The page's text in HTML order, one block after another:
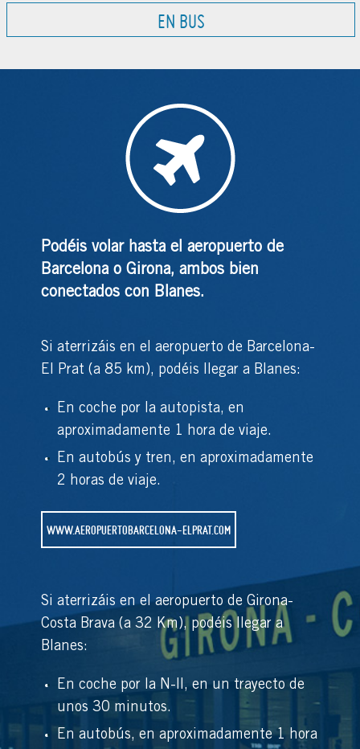
EN BUS
Podéis volar hasta el aeropuerto de
Barcelona o Girona, ambos bien
conectados con Blanes.
Si aterrizáis en el aeropuerto de Barcelona-
El Prat (a 85 km), podéis llegar a Blanes:
En coche por la autopista, en
aproximadamente 1 hora de viaje.
En autobús y tren, en aproximadamente
2 horas de viaje.
WWW.AEROPUERTOBARCELONA-ELPRAT.COM
Si aterrizáis en el aeropuerto de Girona-
Costa Brava (a 32 Km), podéis llegar a
Blanes:
En coche por la N-II, en un trayecto de
unos 30 minutos.
En autobús, en aproximadamente 1 hora